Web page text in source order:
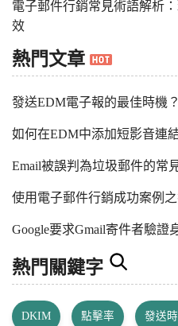
電子郵件行銷常見術語解析
效
熱門文章
發送EDM電子報的最佳時機？
如何在EDM中添加短影音連
Email被誤判為垃圾郵件的常
使用電子郵件行銷成功案例
Google要求Gmail寄件者驗證
熱門關鍵字
DKIM 點擊率 發送